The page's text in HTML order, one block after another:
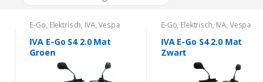
E-Go, Elektrisch, IVA,Vespa
Look
IVA E-Go S4 2.0 Mat
Groen
E-Go, Elektrisch, IVA, Vespa
Look
IVA E-Go S4 2.0 Mat
Zwart